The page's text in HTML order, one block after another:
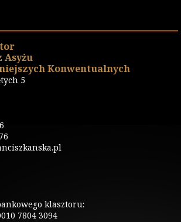
Asyżu
Konwentualnych
5
klasztoru:
7804 3094